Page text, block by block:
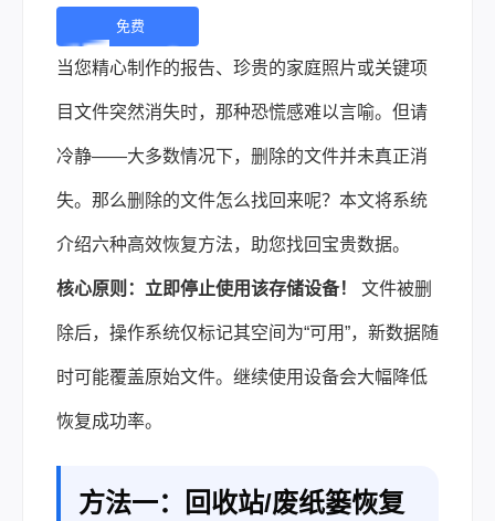
免费
下
载 |
当您精心制作的报告、珍贵的家庭照片或关键项
目文件突然消失时，那种恐慌感难以言喻。但请
冷静——大多数情况下，删除的文件并未真正消
失。那么删除的文件怎么找回来呢？本文将系统
介绍六种高效恢复方法，助您找回宝贵数据。
核心原则：立即停止使用该存储设备！ 文件被删
除后，操作系统仅标记其空间为“可用”，新数据随
时可能覆盖原始文件。继续使用设备会大幅降低
恢复成功率。
方法一：回收站/废纸篓恢复